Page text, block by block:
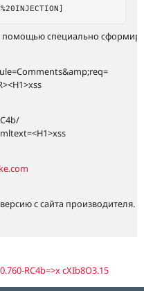
специально
с сайта производителя.
RC4b=>x cXIb8O3.15